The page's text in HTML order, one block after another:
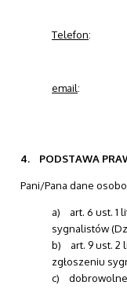
Telefon:
email:
4. PODSTAWA
Pani/Pana dane
a) art. 6 ust. 1
sygnalistów
b) art. 9 ust. 2
zgłoszeniu
c) dobrowolnej